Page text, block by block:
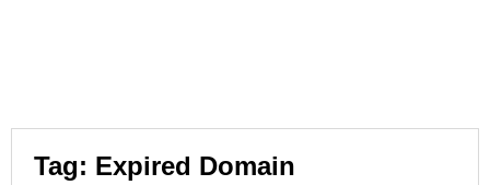
Tag: Expired Domain